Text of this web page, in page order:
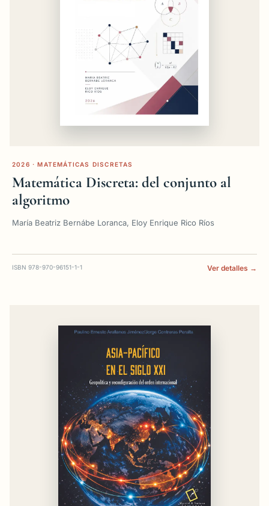
2026 · MATEMÁTICAS DISCRETAS
Matemática Discreta: del conjunto al
algoritmo
María Beatriz Bernábe Loranca, Eloy Enrique Rico Ríos
ISBN 978-970-96151-1-1 Ver detalles →